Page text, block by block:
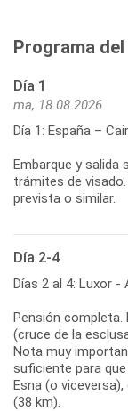
Programa
Día 1
ma, 18.08.2026
Día 1: España –
Embarque y salida
trámites de
prevista o similar.
Día 2-4
Días 2 al 4: Luxor -
Pensión completa.
(cruce de la
Nota muy
suficiente para
Esna (o
(38 km).